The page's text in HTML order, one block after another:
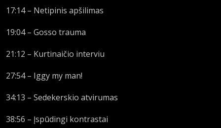
17:14 – Netipinis apšilimas
19:04 – Gosso trauma
21:12 – Kurtinaičio interviu
27:54 – Iggy my man!
34:13 – Sedekerskio atvirumas
38:56 – Įspūdingi kontrastai